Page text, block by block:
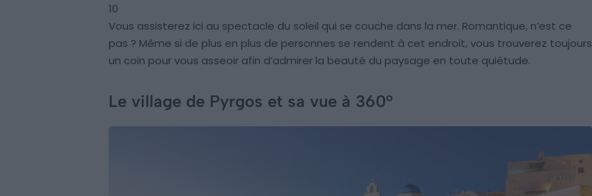
10
Vous assisterez ici au spectacle du soleil qui se couche dans la mer. Romantique, n’est ce
pas ? Même si de plus en plus de personnes se rendent à cet endroit, vous trouverez toujours
un coin pour vous asseoir afin d’admirer la beauté du paysage en toute quiétude.
Le village de Pyrgos et sa vue à 360°